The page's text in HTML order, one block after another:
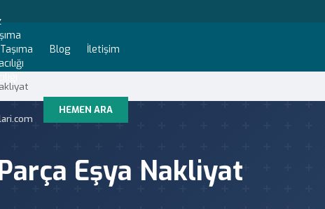
Blog İletişim
HEMEN ARA
Eşya Nakliyat